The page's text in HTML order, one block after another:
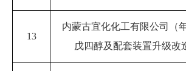
13
内蒙古宜化化工有限公司（
戊四醇及配套装置升级改